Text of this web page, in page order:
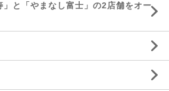
」と「やまなし富士」の2店舗をオー